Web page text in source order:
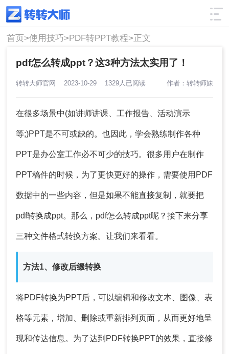
使用技巧 筛选
首页>使用技巧>PDF转PPT教程>正文
pdf怎么转成ppt？这3种方法太实用了！
转转大师官网 2023-10-29 1329人已阅读 作者：转转师妹
在很多场景中(如讲师讲课、工作报告、活动演示
等;)PPT是不可或缺的。也因此，学会熟练制作各种
PPT是办公室工作必不可少的技巧。很多用户在制作
PPT稿件的时候，为了更快更好的操作，需要使用PDF
数据中的一些内容，但是如果不能直接复制，就要把
pdf转换成ppt。那么， pdf怎么转成ppt呢？接下来分享
三种文件格式转换方案。让我们来看看。
方法1、修改后缀转换
将PDF转换为PPT后，可以编辑和修改文本、图像、表
格等元素，增加、删除或重新排列页面，从而更好地呈
现和传达信息。为了达到PDF转换PPT的效果，直接修